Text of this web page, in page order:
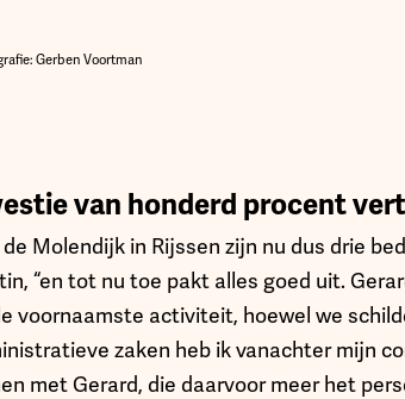
Gerben Voortman
van honderd procent
Molendijk in Rijssen zijn nu dus drie
“en tot nu toe pakt alles goed uit.
voornaamste activiteit, hoewel we
zaken heb ik vanachter mijn
met Gerard, die daarvoor meer het